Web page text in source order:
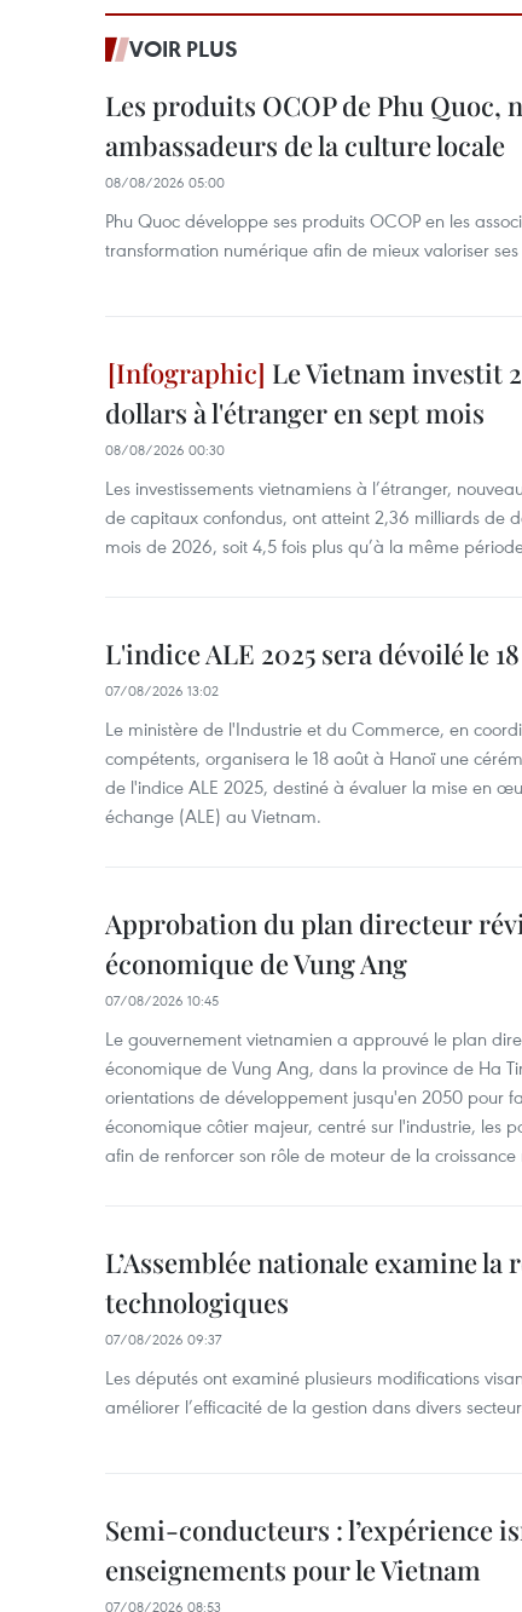
VOIR PLUS
Les produits OCOP de Phu Quoc,
ambassadeurs de la culture locale
08/08/2026 05:00
Phu Quoc développe ses produits OCOP en les
transformation numérique afin de mieux valoriser ses
Le Vietnam investit
dollars à l'étranger en sept mois
08/08/2026 00:30
Les investissements vietnamiens à l’étranger,
de capitaux confondus, ont atteint 2,36 milliards de
mois de 2026, soit 4,5 fois plus qu’à la même
L'indice ALE 2025 sera dévoilé le
07/08/2026 13:02
Le ministère de l'Industrie et du Commerce, en
compétents, organisera le 18 août à Hanoï une
de l'indice ALE 2025, destiné à évaluer la mise en
échange (ALE) au Vietnam.
Approbation du plan directeur
économique de Vung Ang
07/08/2026 10:45
Le gouvernement vietnamien a approuvé le plan
économique de Vung Ang, dans la province de Ha
orientations de développement jusqu'en 2050 pour
économique côtier majeur, centré sur l'industrie, les
afin de renforcer son rôle de moteur de la croissance
L’Assemblée nationale examine
technologiques
07/08/2026 09:37
Les députés ont examiné plusieurs modifications
améliorer l’efficacité de la gestion dans divers
Semi-conducteurs : l’expérience
enseignements pour le Vietnam
07/08/2026 08:53